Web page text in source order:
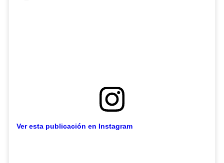
Ver esta publicación en Instagram